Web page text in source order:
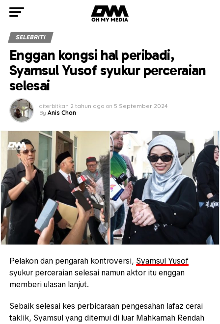
SELEBRITI
Enggan kongsi hal peribadi,
Syamsul Yusof syukur perceraian
selesai
diterbitkan 2 tahun ago on 5 September 2024
By Anis Chan
Pelakon dan pengarah kontroversi, Syamsul Yusof
syukur perceraian selesai namun aktor itu enggan
memberi ulasan lanjut.
Sebaik selesai kes perbicaraan pengesahan lafaz cerai
taklik, Syamsul yang ditemui di luar Mahkamah Rendah